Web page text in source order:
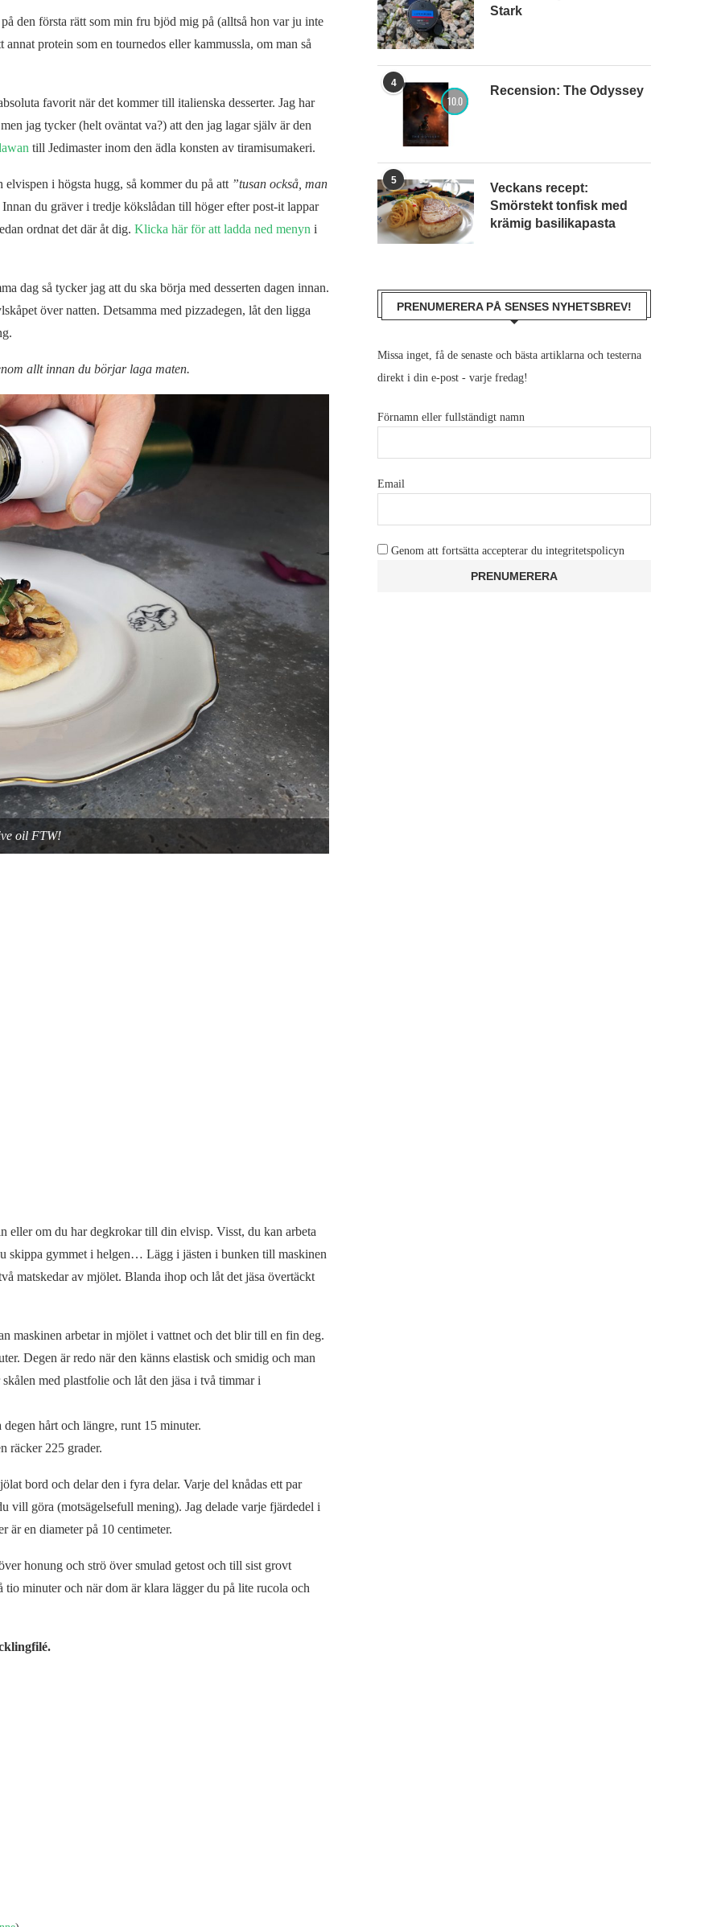
den första rätt som min fru bjöd mig på (alltså hon var ju inte
protein som en tournedos eller kammussla, om man så
favorit när det kommer till italienska desserter. Jag har
jag tycker (helt oväntat va?) att den jag lagar själv är den
till Jedimaster inom den ädla konsten av tiramisumakeri.
i högsta hugg, så kommer du på att ”tusan också, man
du gräver i tredje kökslådan till höger efter post-it lappar
ordnat det där åt dig. Klicka här för att ladda ned menyn i
dag så tycker jag att du ska börja med desserten dagen innan.
över natten. Detsamma med pizzadegen, låt den ligga
allt innan du börjar laga maten.
oil FTW!
eller om du har degkrokar till din elvisp. Visst, du kan arbeta
skippa gymmet i helgen… Lägg i jästen i bunken till maskinen
matskedar av mjölet. Blanda ihop och låt det jäsa övertäckt
maskinen arbetar in mjölet i vattnet och det blir till en fin deg.
Degen är redo när den känns elastisk och smidig och man
med plastfolie och låt den jäsa i två timmar i
hårt och längre, runt 15 minuter.
räcker 225 grader.
bord och delar den i fyra delar. Varje del knådas ett par
vill göra (motsägelsefull mening). Jag delade varje fjärdedel i
är en diameter på 10 centimeter.
honung och strö över smulad getost och till sist grovt
minuter och när dom är klara lägger du på lite rucola och
Stark
4
10.0
Recension: The Odyssey
5
Veckans recept:
Smörstekt tonfisk med
krämig basilikapasta
PRENUMERERA PÅ SENSES NYHETSBREV!
Missa inget, få de senaste och bästa artiklarna och testerna
direkt i din e-post - varje fredag!
Förnamn eller fullständigt namn
Email
Genom att fortsätta accepterar du integritetspolicyn